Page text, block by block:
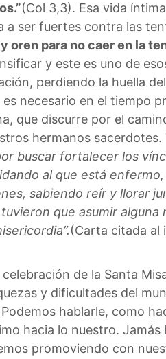
(Col 3,3). Esa vida
ser fuertes contra las
oren para no caer en la
y este es uno de
perdiendo la huella
necesario en el tiempo
que discurre por el
hermanos
buscar fortalecer los
al que está enfermo,
sabiendo reír y llorar
que asumir alguna
(Carta citada al
de la Santa
y dificultades del
hablarle, como
hacia lo nuestro.
promoviendo con